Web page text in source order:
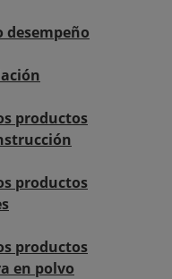
desempeño
productos
productos
productos
en polvo